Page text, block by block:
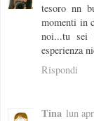
tesoro nn
momenti in
noi...tu sei
esperienza
Rispondi
Tina lun